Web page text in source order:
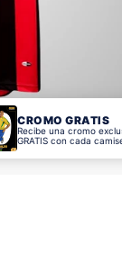
CROMO GRATIS
Recibe una cromo
GRATIS con cada